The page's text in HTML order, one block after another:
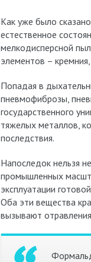
Как уже было
естественное
мелкодисперсной
элементов –
Попадая в
пневмофиброзы,
государственного
тяжелых металлов,
последствия.
Напоследок нельзя
промышленных
эксплуатации
Оба эти вещества
вызывают